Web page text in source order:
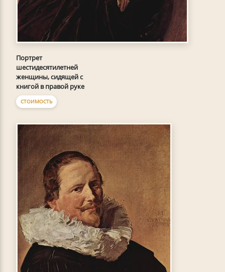
Портрет
шестидесятилетней
женщины, сидящей с
книгой в правой руке
СТОИМОСТЬ